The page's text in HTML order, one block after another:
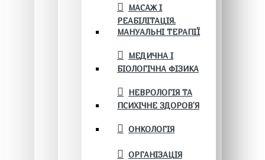
МАСАЖ І
РЕАБІЛІТАЦІЯ.
МАНУАЛЬНІ ТЕРАПІЇ
МЕДИЧНА І
БІОЛОГІЧНА ФІЗИКА
НЕВРОЛОГІЯ ТА
ПСИХІЧНЕ ЗДОРОВ’Я
ОНКОЛОГІЯ
ОРГАНІЗАЦІЯ